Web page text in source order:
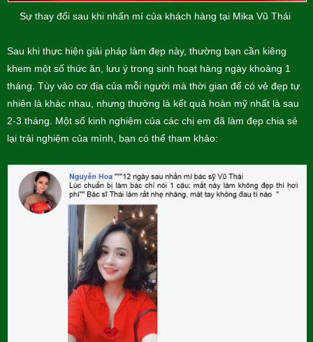
Sự thay đổi sau khi nhấn mí của khách hàng tại Mika Vũ Thái
Sau khi thực hiện giải pháp làm đẹp này, thường bạn cần kiêng
khem một số thức ăn, lưu ý trong sinh hoạt hàng ngày khoảng 1
tháng. Tùy vào cơ địa của mỗi người mà thời gian để có vẻ đẹp tự
nhiên là khác nhau, nhưng thường là kết quả hoàn mỹ nhất là sau
2-3 tháng. Một số kinh nghiệm của các chị em đã làm đẹp chia sẻ
lại trải nghiệm của mình, bạn có thể tham khảo: